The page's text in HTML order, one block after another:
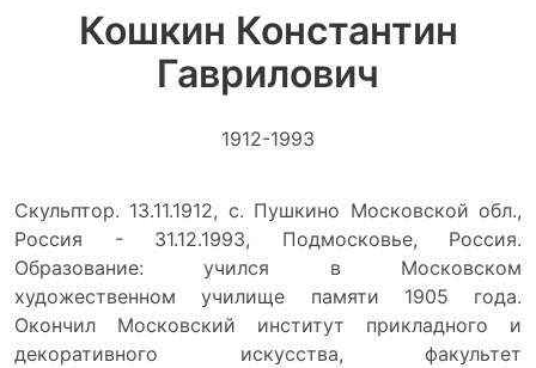
Кошкин Константин
Гаврилович
1912-1993
Скульптор. 13.11.1912, с. Пушкино Московской обл.,
Россия - 31.12.1993, Подмосковье, Россия.
Образование: учился в Московском
художественном училище памяти 1905 года.
Окончил Московский институт прикладного и
декоративного искусства, факультет